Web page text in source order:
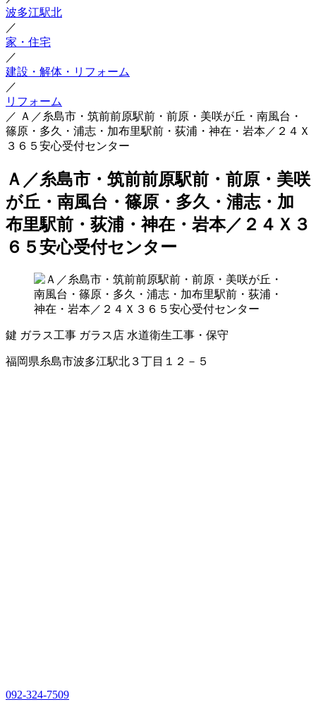
波多江駅北
／
家・住宅
／
建設・解体・リフォーム
／
リフォーム
／ Ａ／糸島市・筑前前原駅前・前原・美咲が丘・南風台・
篠原・多久・浦志・加布里駅前・荻浦・神在・岩本／２４Ｘ
３６５安心受付センター
Ａ／糸島市・筑前前原駅前・前原・美咲
が丘・南風台・篠原・多久・浦志・加
布里駅前・荻浦・神在・岩本／２４Ｘ３
６５安心受付センター
鍵 ガラス工事 ガラス店 水道衛生工事・保守
福岡県糸島市波多江駅北３丁目１２－５
092-324-7509